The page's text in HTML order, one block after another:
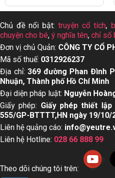
Chủ đề nổi bật:truyện cổ tích,
chuyện cho bé, ý nghĩa tên, chỉ số
Đơn vị chủ Quản: CÔNG TY CỔ
Mã số thuế: 0312926237
Địa chỉ:369 đường Phan Đình
Nhuận, Thành phố Hồ Chí Minh
Đại diện pháp luật: Nguyễn
Giấy phép: Giấy phép thiết
555/GP-BTTTT,HN ngày 19/10/
Liên hệ quảng cáo:
Liên hệ Hotline: 028 66 888 99
Theo dõi chúng tôi trên: